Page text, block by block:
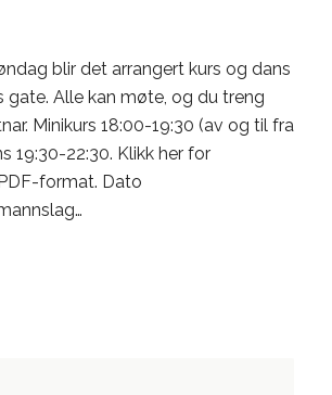
blir det arrangert kurs og dans
gate. Alle kan møte, og du treng
Minikurs 18:00-19:30 (av og til fra
19:30-22:30. Klikk her for
format. Dato